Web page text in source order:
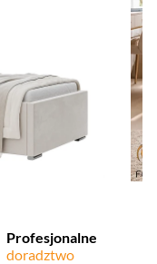
Profesjonalne
doradztwo